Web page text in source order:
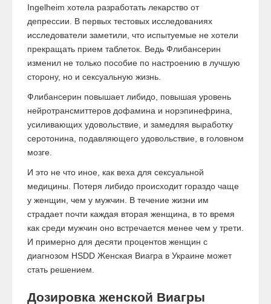
Ingelheim хотела разработать лекарство от
депрессии. В первых тестовых исследованиях
исследователи заметили, что испытуемые не хотели
прекращать прием таблеток. Ведь Флибансерин
изменил не только пособие по настроению в лучшую
сторону, но и сексуальную жизнь.
Флибансерин повышает либидо, повышая уровень
нейротрансмиттеров дофамина и норэпинефрина,
усиливающих удовольствие, и замедляя выработку
серотонина, подавляющего удовольствие, в головном
мозге.
И это не что иное, как веха для сексуальной
медицины. Потеря либидо происходит гораздо чаще
у женщин, чем у мужчин. В течение жизни им
страдает почти каждая вторая женщина, в то время
как среди мужчин оно встречается менее чем у трети.
И примерно для десяти процентов женщин с
диагнозом HSDD Женская Виагра в Украине может
стать решением.
Дозировка женской Виагры